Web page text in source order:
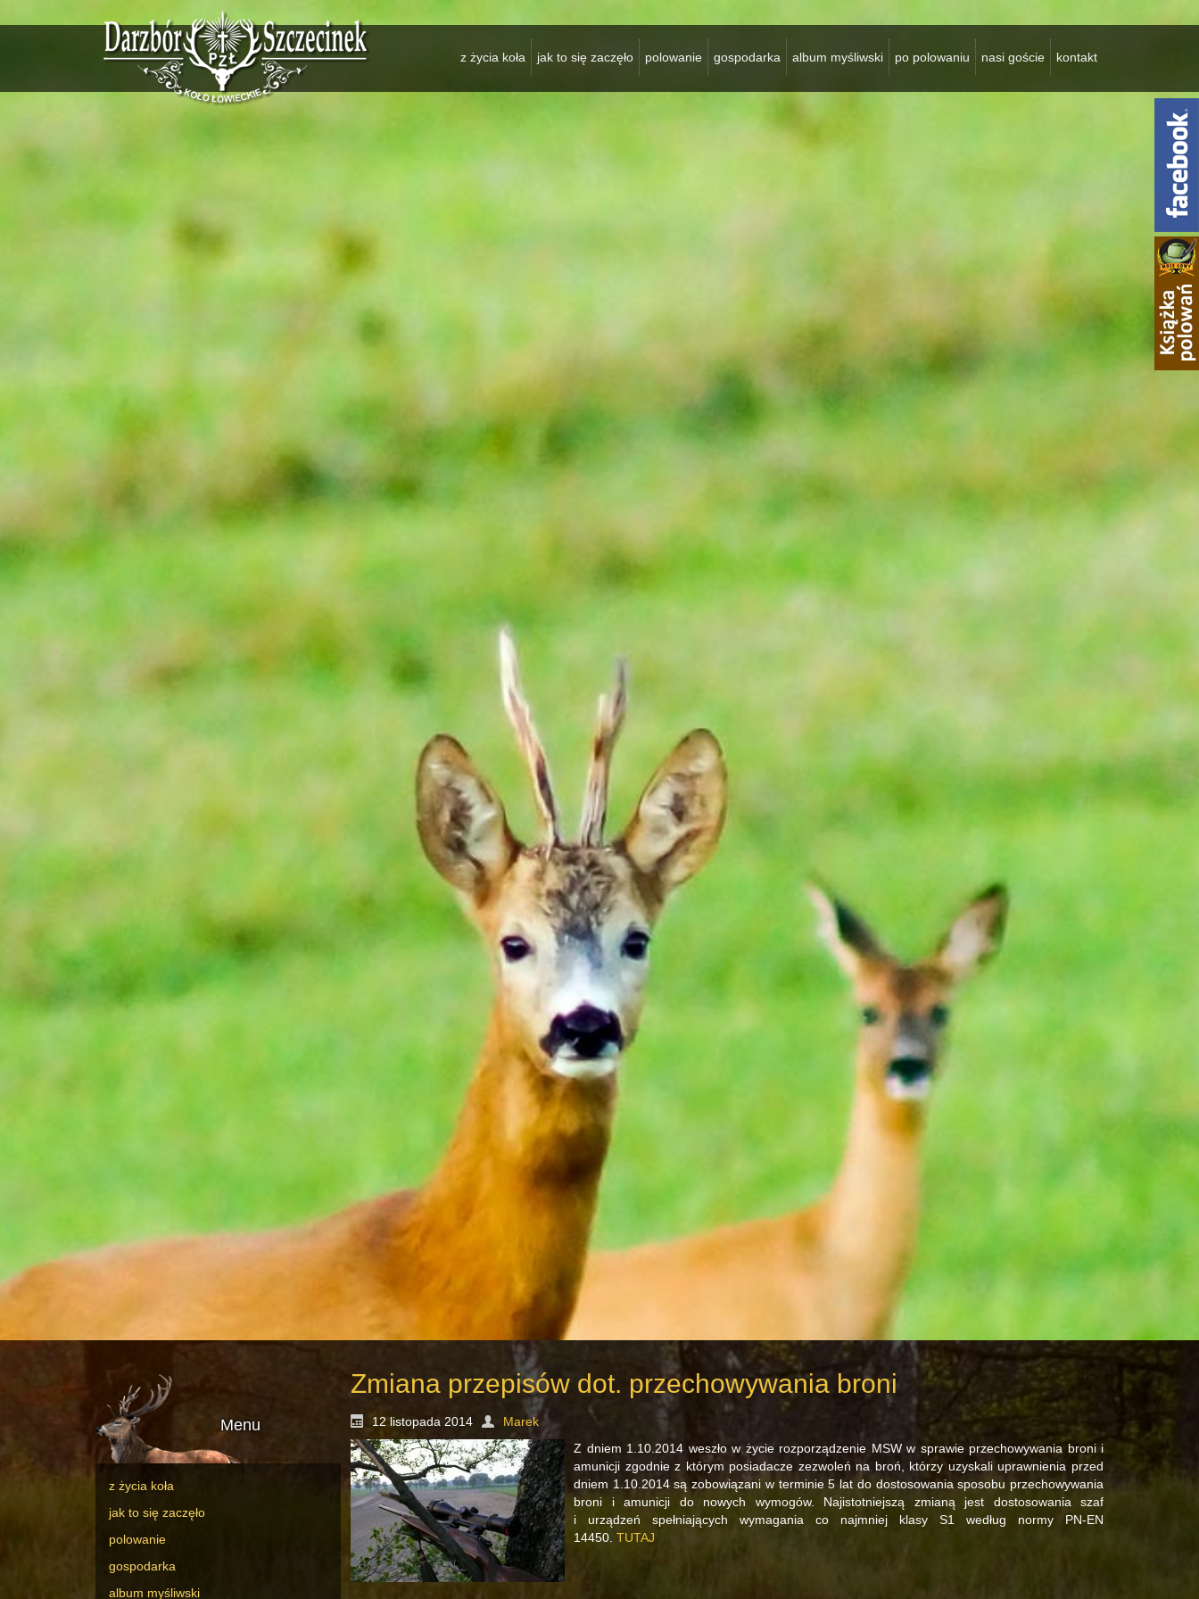
z życia koła jak to się zaczęło polowanie gospodarka album myśliwski po polowaniu nasi goście kontakt
Menu
z życia koła
jak to się zaczęło
polowanie
gospodarka
album myśliwski
Zmiana przepisów dot. przechowywania broni
12 listopada 2014
Marek
Z dniem 1.10.2014 weszło w życie rozporządzenie MSW w sprawie przechowywania broni i
amunicji zgodnie z którym posiadacze zezwoleń na broń, którzy uzyskali uprawnienia przed
dniem 1.10.2014 są zobowiązani w terminie 5 lat do dostosowania sposobu przechowywania
broni i amunicji do nowych wymogów. Najistotniejszą zmianą jest dostosowania szaf
i urządzeń spełniających wymagania co najmniej klasy S1 według normy PN-EN
14450. TUTAJ